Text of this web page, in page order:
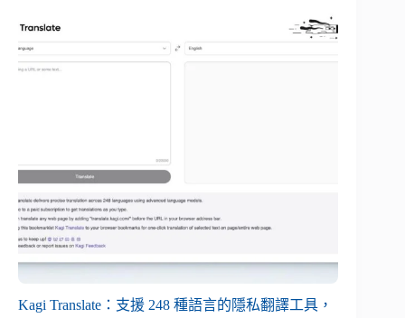
Kagi Translate：支援 248 種語言的隱私翻譯工具，